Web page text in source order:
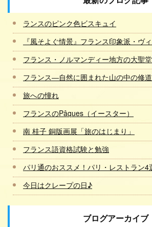
ランスのピンク色ビスキュイ
『風そよぐ情景』フランス印象派・ヴ
フランス・ノルマンディー地方の大聖
フランス―自然に囲まれた山の中の修
旅への憧れ
フランスのPâques（イースター）
南 桂子 銅版画展「旅のはじまり」
フランス語資格試験と勉強
パリ通のおススメ！パリ・レストラン4
今日はクレープの日♪
ブログアーカイブ